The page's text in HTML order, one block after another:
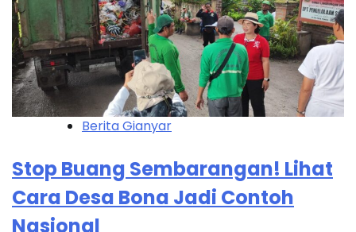
Berita Gianyar
Stop Buang Sembarangan! Lihat
Cara Desa Bona Jadi Contoh
Nasional